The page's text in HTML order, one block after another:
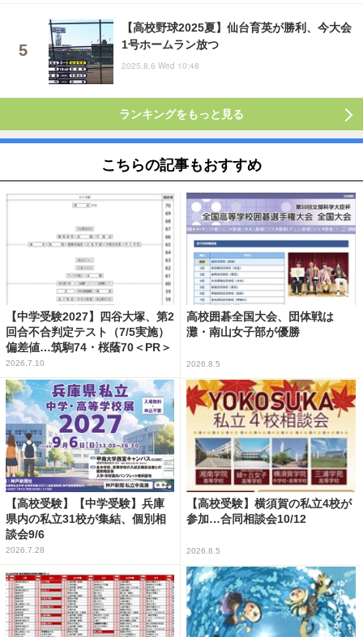
【高校野球2025夏】仙台育英が勝利、今大会
1号ホームラン放つ
2025.8.6 Wed 10:48
ランキングをもっと見る
こちらの記事もおすすめ
【中学受験2027】四谷大塚、第2
回合不合判定テスト（7/5実施）
偏差値…筑駒74・桜蔭70＜PR＞
2026.7.10
高校囲碁全国大会、団体戦は
灘・南山女子部が優勝
2026.8.5
【高校受験】【中学受験】兵庫
県内の私立31校が集結、個別相
談会9/6
2026.7.28
【高校受験】横須賀の私立4校が
参加…合同相談会10/12
2026.8.5